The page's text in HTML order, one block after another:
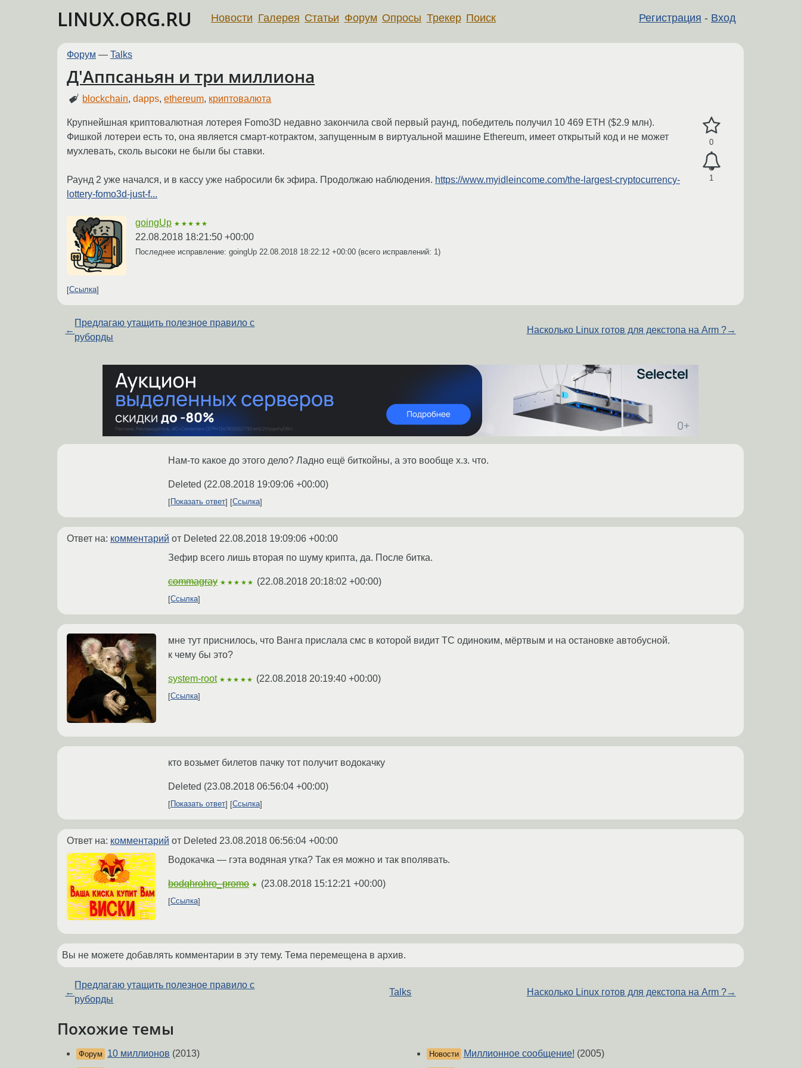
LINUX.ORG.RU Регистрация - Вход
Новости Галерея Статьи Форум Опросы Трекер Поиск
Форум — Talks
Д'Аппсаньян и три миллиона
blockchain,dapps,ethereum, криптовалюта
0
1
Крупнейшная криптовалютная лотерея Fomo3D недавно закончила свой первый раунд, победитель получил 10 469 ETH ($2.9 млн).
Фишкой лотереи есть то, она является смарт-котрактом, запущенным в виртуальной машине Ethereum, имеет открытый код и не может
мухлевать, сколь высоки не были бы ставки.
Раунд 2 уже начался, и в кассу уже набросили 6к эфира. Продолжаю наблюдения. https://www.myidleincome.com/the-largest-cryptocurrency-
lottery-fomo3d-just-f...
goingUp ★★★★★
22.08.2018 18:21:50 +00:00
Последнее исправление: goingUp 22.08.2018 18:22:12 +00:00 (всего исправлений: 1)
Ссылка
←
Предлагаю утащить полезное правило с
руборды
Насколько Linux готов для декстопа на Arm ?→
Нам-то какое до этого дело? Ладно ещё биткойны, а это вообще х.з. что.
Deleted (22.08.2018 19:09:06 +00:00)
Показать ответ Ссылка
Ответ на: комментарий от Deleted 22.08.2018 19:09:06 +00:00
Зефир всего лишь вторая по шуму крипта, да. После битка.
commagray ★★★★★ (22.08.2018 20:18:02 +00:00)
Ссылка
мне тут приснилось, что Ванга прислала смс в которой видит ТС одиноким, мёртвым и на остановке автобусной.
к чему бы это?
system-root ★★★★★ (22.08.2018 20:19:40 +00:00)
Ссылка
кто возьмет билетов пачку тот получит водокачку
Deleted (23.08.2018 06:56:04 +00:00)
Показать ответ Ссылка
Ответ на: комментарий от Deleted 23.08.2018 06:56:04 +00:00
Водокачка — гэта водяная утка? Так ея можно и так вполявать.
bodqhrohro_promo ★ (23.08.2018 15:12:21 +00:00)
Ссылка
Вы не можете добавлять комментарии в эту тему. Тема перемещена в архив.
←
Предлагаю утащить полезное правило с
руборды
Talks Насколько Linux готов для декстопа на Arm ?→
Похожие темы
Форум 10 миллионов (2013)
Новости Миллионное сообщение! (2005)